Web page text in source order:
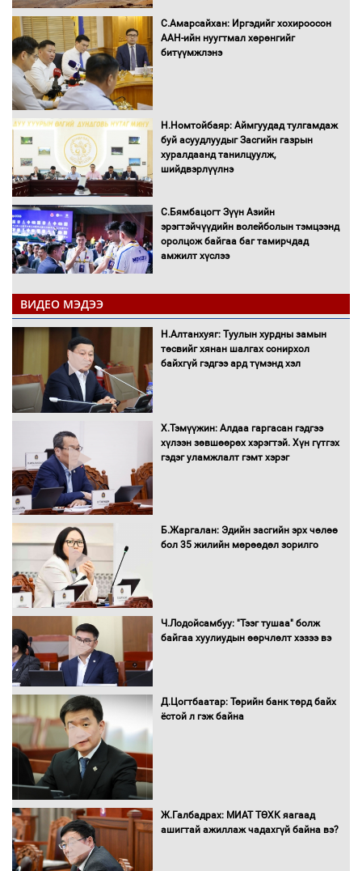
С.Амарсайхан: Иргэдийг хохироосон
ААН-ийн нуугтмал хөрөнгийг
битүүмжлэнэ
Н.Номтойбаяр: Аймгуудад тулгамдаж
буй асуудлуудыг Засгийн газрын
хуралдаанд танилцуулж,
шийдвэрлүүлнэ
С.Бямбацогт Зүүн Азийн
эрэгтэйчүүдийн волейболын тэмцээнд
оролцож байгаа баг тамирчдад
амжилт хүслээ
Автобензин, дизель түлшний онцгой
албан татварыг тэглэлээ
Санхүүгийн хэмнэлтийн горимд эрүүл
мэндийн салбар хамаарахгүй
Нөөцийн махны худалдаа,
борлуулалтыг нээлттэй ил тод
Монгол Улс “COP17”-д “Тал хээрийн
төлөвлөгөө”-гөө танилцуулна
16 төрлийн эмийг нэг эх үүсвэрээс
Бүх шатанд хэмнэлтийн горимд
шилжиж, найр наадам, зөвлөгөөн,
ВИДЕО МЭДЭЭ
Н.Алтанхуяг: Туулын хурдны замын
төсвийг хянан шалгах сонирхол
байхгүй гэдгээ ард түмэнд хэл
Х.Тэмүүжин: Алдаа гаргасан гэдгээ
хүлээн зөвшөөрөх хэрэгтэй. Хүн гүтгэх
гэдэг уламжлалт гэмт хэрэг
Б.Жаргалан: Эдийн засгийн эрх чөлөө
бол 35 жилийн мөрөөдөл зорилго
Ч.Лодойсамбуу: "Тээг тушаа" болж
байгаа хуулиудын өөрчлөлт хэзээ вэ
Д.Цогтбаатар: Төрийн банк төрд байх
ёстой л гэж байна
Ж.Галбадрах: МИАТ ТӨХК яагаад
ашигтай ажиллаж чадахгүй байна вэ?